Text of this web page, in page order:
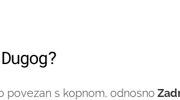
povezan s kopnom, odnosno